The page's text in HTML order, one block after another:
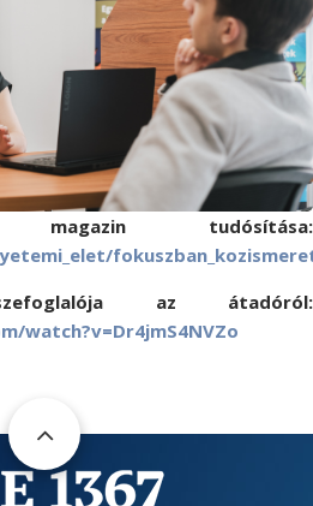
tudósítása:
az átadóról:
watch?v=Dr4jmS4NVZo